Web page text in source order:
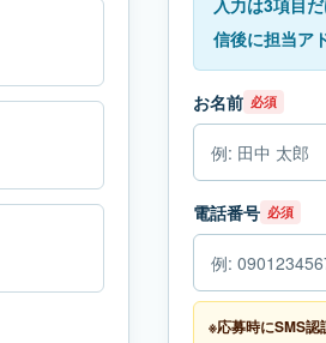
入力は3項目
信後に担当ア
お名前 必須
電話番号 必須
※応募時にSMS認